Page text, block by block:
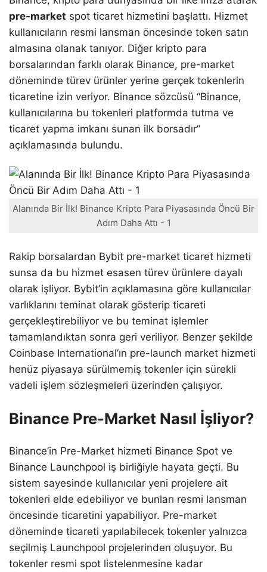
pre-market spot ticaret hizmetini başlattı. Hizmet
kullanıcıların resmi lansman öncesinde token satın
almasına olanak tanıyor. Diğer kripto para
borsalarından farklı olarak Binance, pre-market
döneminde türev ürünler yerine gerçek tokenlerin
ticaretine izin veriyor. Binance sözcüsü “Binance,
kullanıcılarına bu tokenleri platformda tutma ve
ticaret yapma imkanı sunan ilk borsadır”
açıklamasında bulundu.
Alanında Bir İlk! Binance Kripto Para Piyasasında Öncü Bir
Adım Daha Attı - 1
Rakip borsalardan Bybit pre-market ticaret hizmeti
sunsa da bu hizmet esasen türev ürünlere dayalı
olarak işliyor. Bybit’in açıklamasına göre kullanıcılar
varlıklarını teminat olarak gösterip ticareti
gerçekleştirebiliyor ve bu teminat işlemler
tamamlandıktan sonra geri veriliyor. Benzer şekilde
Coinbase International’ın pre-launch market hizmeti
henüz piyasaya sürülmemiş tokenler için sürekli
vadeli işlem sözleşmeleri üzerinden çalışıyor.
Binance Pre-Market Nasıl İşliyor?
Binance’in Pre-Market hizmeti Binance Spot ve
Binance Launchpool iş birliğiyle hayata geçti. Bu
sistem sayesinde kullanıcılar yeni projelere ait
tokenleri elde edebiliyor ve bunları resmi lansman
öncesinde ticaretini yapabiliyor. Pre-market
döneminde ticareti yapılabilecek tokenler yalnızca
seçilmiş Launchpool projelerinden oluşuyor. Bu
tokenler resmi spot listelenmesine kadar